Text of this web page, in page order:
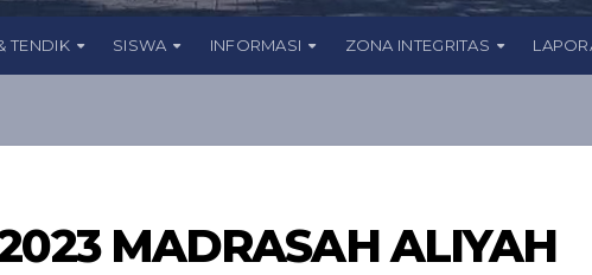
TENDIK SISWA INFORMASI ZONA INTEGRITAS
MADRASAH ALIYAH